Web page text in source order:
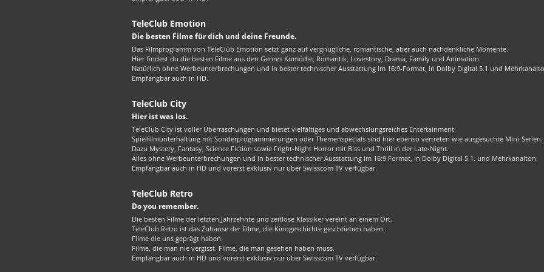
TeleClub Emotion
Die besten Filme für dich und deine Freunde.
Das Filmprogramm von TeleClub Emotion setzt ganz auf vergnügliche, romantische, aber auch nachdenkliche Momente.
Hier findest du die besten Filme aus den Genres Komödie, Romantik, Lovestory, Drama, Family und Animation.
Natürlich ohne Werbeunterbrechungen und in bester technischer Ausstattung im 16:9-Format, in Dolby Digital 5.1 und
Empfangbar auch in HD.
TeleClub City
Hier ist was los.
TeleClub City ist voller Überraschungen und bietet vielfältiges und abwechslungsreiches Entertainment:
Spielfilmunterhaltung mit Sonderprogrammierungen oder Themenspecials sind hier ebenso vertreten wie ausgesuchte Mini-Serien.
Dazu Mystery, Fantasy, Science Fiction sowie Fright-Night Horror mit Biss und Thrill in der Late-Night.
Alles ohne Werbeunterbrechungen und in bester technischer Ausstattung im 16:9 Format, in Dolby Digital 5.1. und Mehrkanalton.
Empfangbar auch in HD und vorerst exklusiv nur über Swisscom TV verfügbar.
TeleClub Retro
Do you remember.
Die besten Filme der letzten Jahrzehnte und zeitlose Klassiker vereint an einem Ort.
TeleClub Retro ist das Zuhause der Filme, die Kinogeschichte geschrieben haben.
Filme die uns geprägt haben.
Filme, die man nie vergisst. Filme, die man gesehen haben muss.
Empfangbar auch in HD und vorerst exklusiv nur über Swisscom TV verfügbar.